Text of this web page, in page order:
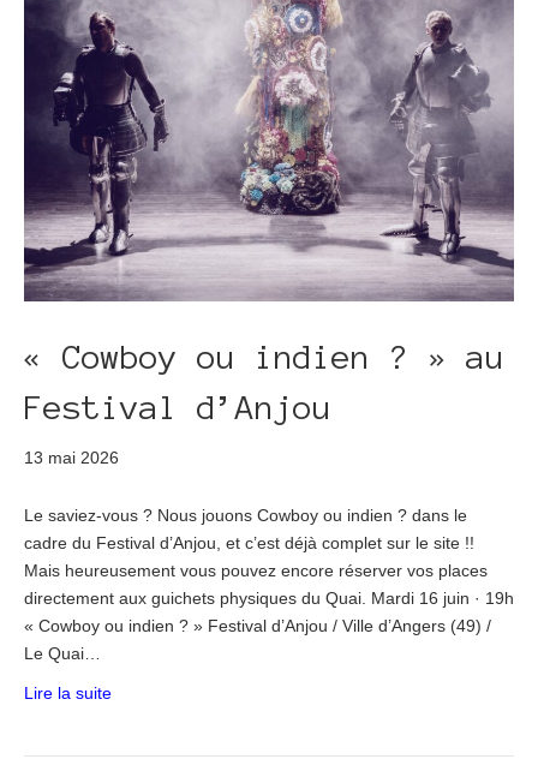
« Cowboy ou indien ? » au
Festival d’Anjou
13 mai 2026
Le saviez-vous ? Nous jouons Cowboy ou indien ? dans le
cadre du Festival d’Anjou, et c’est déjà complet sur le site !!
Mais heureusement vous pouvez encore réserver vos places
directement aux guichets physiques du Quai. Mardi 16 juin · 19h
« Cowboy ou indien ? » Festival d’Anjou / Ville d’Angers (49) /
Le Quai…
Lire la suite